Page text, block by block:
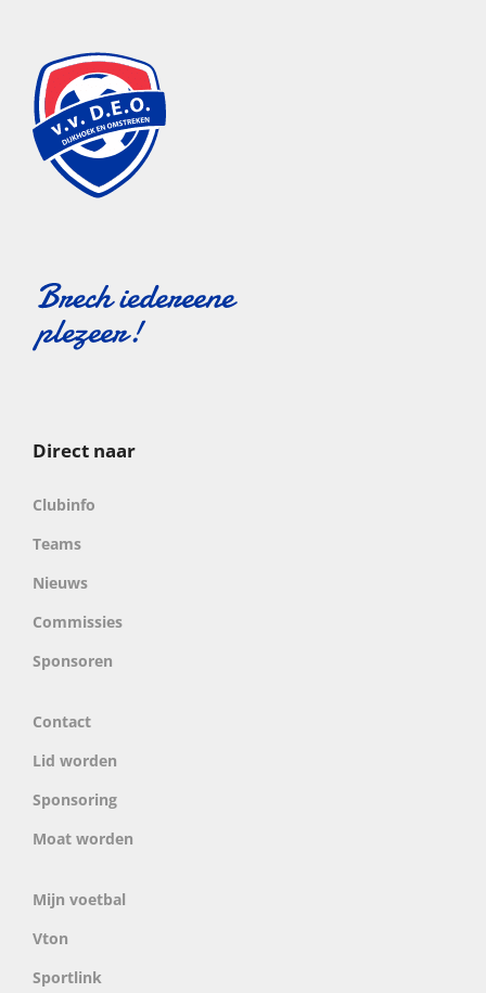
Direct naar
Clubinfo
Teams
Nieuws
Commissies
Sponsoren
Contact
Lid worden
Sponsoring
Moat worden
Mijn voetbal
Vton
Sportlink